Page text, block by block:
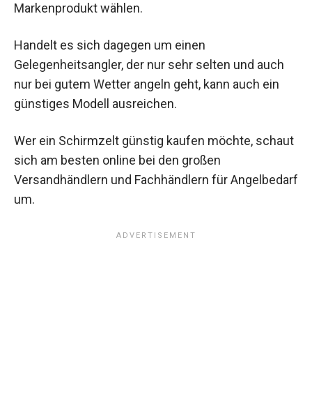
Markenprodukt wählen.
Handelt es sich dagegen um einen
Gelegenheitsangler, der nur sehr selten und auch
nur bei gutem Wetter angeln geht, kann auch ein
günstiges Modell ausreichen.
Wer ein Schirmzelt günstig kaufen möchte, schaut
sich am besten online bei den großen
Versandhändlern und Fachhändlern für Angelbedarf
um.